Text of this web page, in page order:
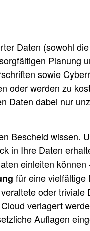
Daten (sowohl
Planung
sowie
oder werden zu
Daten dabei nur
Bescheid wissen.
in Ihre Daten
einleiten
für eine vielfältige
oder
verlagert
Auflagen